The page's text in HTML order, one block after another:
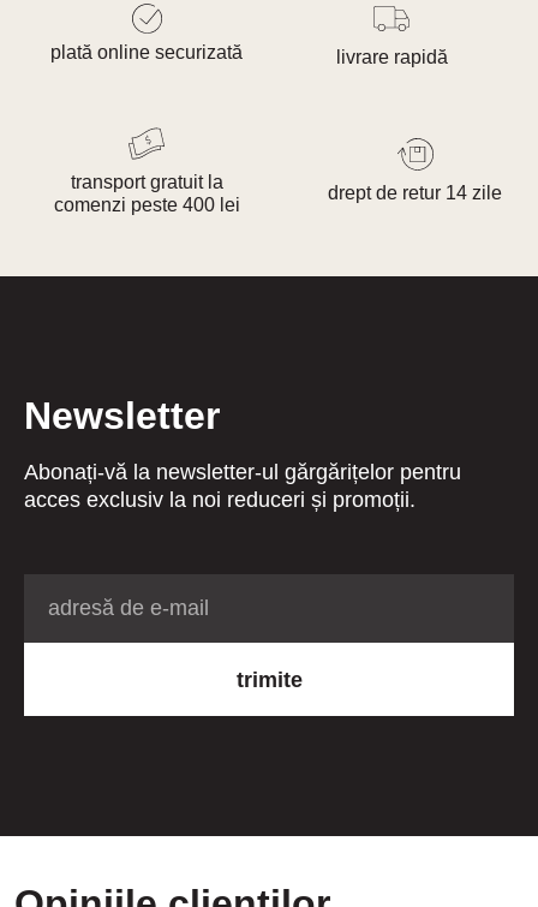
plată online securizată livrare rapidă
transport gratuit la
comenzi peste 400 lei
drept de retur 14 zile
Newsletter
Abonați-vă la newsletter-ul gărgărițelor pentru
acces exclusiv la noi reduceri și promoții.
trimite